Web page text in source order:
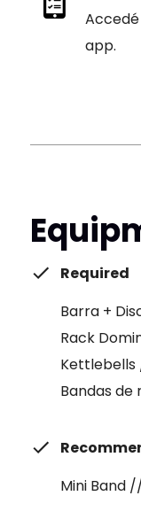
app.
Required
Barra +
Rack
Kettlebells
Bandas de
Mini Band